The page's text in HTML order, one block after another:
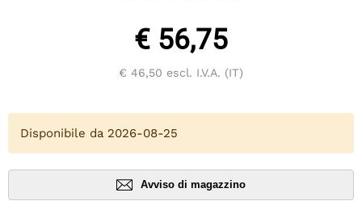
€ 56,75
€ 46,50 escl. I.V.A. (IT)
Disponibile da 2026-08-25
Avviso di magazzino